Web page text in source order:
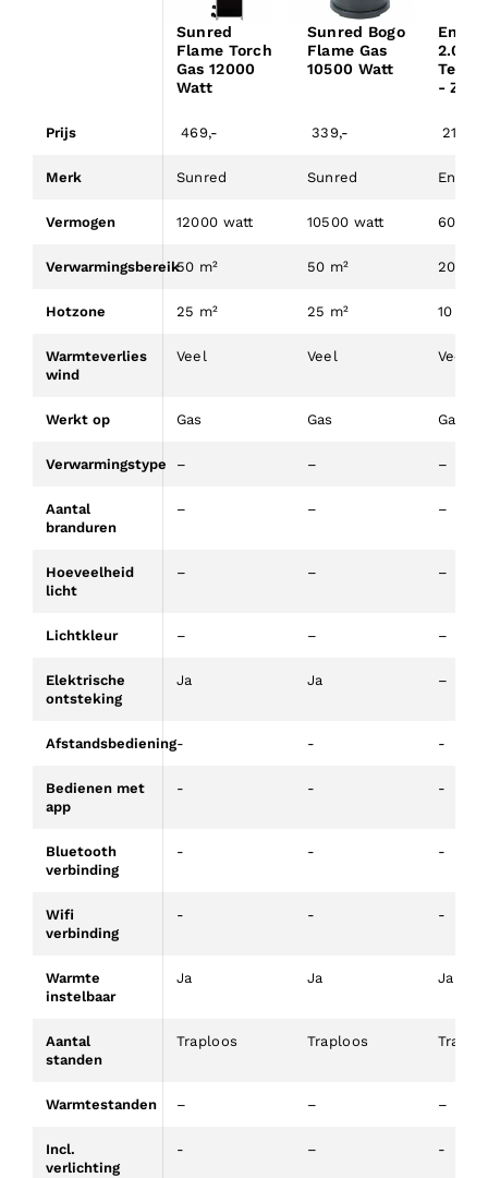
Sunred
Flame Torch
Gas 12000
Watt
Sunred Bogo
Flame Gas
10500 Watt
2.0
-
Prijs 469,- 339,- 219,-
Merk Sunred Sunred Enders
Vermogen 12000 watt 10500 watt 6000
Verwarmingsbereik50 m² 50 m² 20 m²
Hotzone 25 m² 25 m² 10 m²
Warmteverlies
wind
Veel Veel Veel
Werkt op Gas Gas Gas
Verwarmingstype – – –
Aantal
branduren
– – –
Hoeveelheid
licht
– – –
Lichtkleur – – –
Elektrische
ontsteking
Ja Ja –
Afstandsbediening- - -
Bedienen met
app
- - -
Bluetooth
verbinding
- - -
Wifi
verbinding
- - -
Warmte
instelbaar
Ja Ja Ja
Aantal
standen
Traploos Traploos
Warmtestanden – – –
Incl.
verlichting
- – -